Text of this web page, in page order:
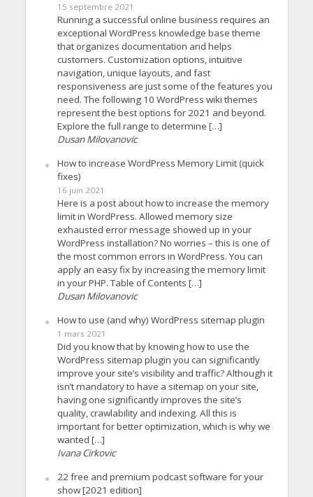
15 septembre 2021
Running a successful online business requires an
exceptional WordPress knowledge base theme
that organizes documentation and helps
customers. Customization options, intuitive
navigation, unique layouts, and fast
responsiveness are just some of the features you
need. The following 10 WordPress wiki themes
represent the best options for 2021 and beyond.
Explore the full range to determine […]
Dusan Milovanovic
How to increase WordPress Memory Limit (quick
fixes)
16 juin 2021
Here is a post about how to increase the memory
limit in WordPress. Allowed memory size
exhausted error message showed up in your
WordPress installation? No worries – this is one of
the most common errors in WordPress. You can
apply an easy fix by increasing the memory limit
in your PHP. Table of Contents […]
Dusan Milovanovic
How to use (and why) WordPress sitemap plugin
1 mars 2021
Did you know that by knowing how to use the
WordPress sitemap plugin you can significantly
improve your site’s visibility and traffic? Although it
isn’t mandatory to have a sitemap on your site,
having one significantly improves the site’s
quality, crawlability and indexing. All this is
important for better optimization, which is why we
wanted […]
Ivana Cirkovic
22 free and premium podcast software for your
show [2021 edition]